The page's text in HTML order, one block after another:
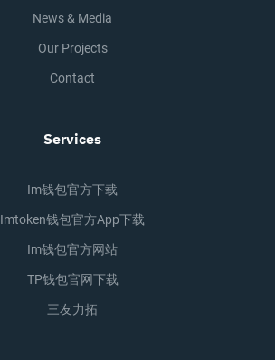
News & Media
Our Projects
Contact
Services
Im钱包官方下载
Imtoken钱包官方app下载
Im钱包官方网站
TP钱包官网下载
三友力拓